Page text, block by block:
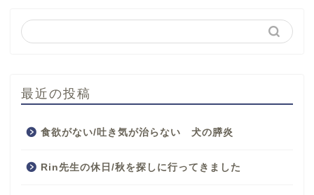
最近の投稿
食欲がない/吐き気が治らない 犬の膵炎
Rin先生の休日/秋を探しに行ってきました